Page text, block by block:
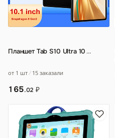
Планшет Tab S10 Ultra 10…
от 1 шт 15 заказали
165.02 ₽